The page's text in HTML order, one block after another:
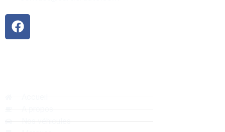
Accueil
A propos
Nos véhicules